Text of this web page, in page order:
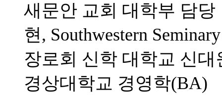
새문안 교회 대학부 담당
현, Southwestern
장로회 신학 대학교 신
경상대학교 경영학(BA)